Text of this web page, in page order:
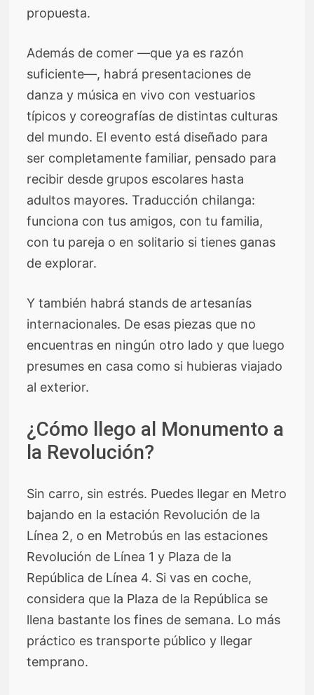
propuesta.
Además de comer —que ya es razón
suficiente—, habrá presentaciones de
danza y música en vivo con vestuarios
típicos y coreografías de distintas culturas
del mundo. El evento está diseñado para
ser completamente familiar, pensado para
recibir desde grupos escolares hasta
adultos mayores. Traducción chilanga:
funciona con tus amigos, con tu familia,
con tu pareja o en solitario si tienes ganas
de explorar.
Y también habrá stands de artesanías
internacionales. De esas piezas que no
encuentras en ningún otro lado y que luego
presumes en casa como si hubieras viajado
al exterior.
¿Cómo llego al Monumento a
la Revolución?
Sin carro, sin estrés. Puedes llegar en Metro
bajando en la estación Revolución de la
Línea 2, o en Metrobús en las estaciones
Revolución de Línea 1 y Plaza de la
República de Línea 4. Si vas en coche,
considera que la Plaza de la República se
llena bastante los fines de semana. Lo más
práctico es transporte público y llegar
temprano.